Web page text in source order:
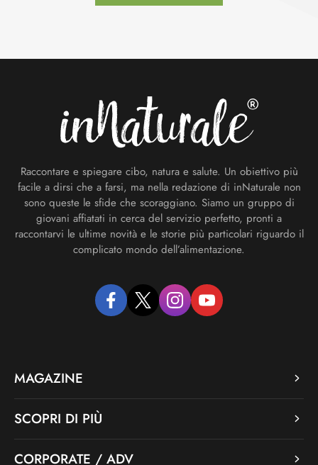
Raccontare e spiegare cibo, natura e salute. Un obiettivo più
facile a dirsi che a farsi, ma nella redazione di inNaturale non
sono queste le sfide che scoraggiano. Siamo un gruppo di
giovani affiatati in cerca del servizio perfetto, pronti a
raccontarvi le ultime novità e le storie più particolari riguardo il
complicato mondo dell’alimentazione.
facebooktwitter instagramyoutube
MAGAZINE
SCOPRI DI PIÙ
CORPORATE / ADV